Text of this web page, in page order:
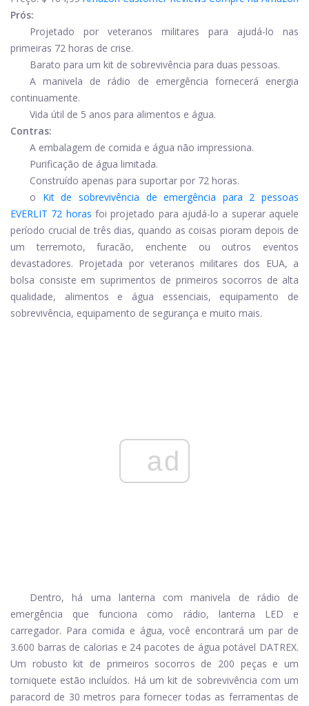
Prós:
Projetado por veteranos militares para ajudá-lo nas
primeiras 72 horas de crise.
Barato para um kit de sobrevivência para duas pessoas.
A manivela de rádio de emergência fornecerá energia
continuamente.
Vida útil de 5 anos para alimentos e água.
Contras:
A embalagem de comida e água não impressiona.
Purificação de água limitada.
Construído apenas para suportar por 72 horas.
o Kit de sobrevivência de emergência para 2 pessoas
EVERLIT 72 horas foi projetado para ajudá-lo a superar aquele
período crucial de três dias, quando as coisas pioram depois de
um terremoto, furacão, enchente ou outros eventos
devastadores. Projetada por veteranos militares dos EUA, a
bolsa consiste em suprimentos de primeiros socorros de alta
qualidade, alimentos e água essenciais, equipamento de
sobrevivência, equipamento de segurança e muito mais.
ad
Dentro, há uma lanterna com manivela de rádio de
emergência que funciona como rádio, lanterna LED e
carregador. Para comida e água, você encontrará um par de
3.600 barras de calorias e 24 pacotes de água potável DATREX.
Um robusto kit de primeiros socorros de 200 peças e um
torniquete estão incluídos. Há um kit de sobrevivência com um
paracord de 30 metros para fornecer todas as ferramentas de